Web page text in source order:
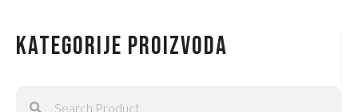
Kategorije proizvoda